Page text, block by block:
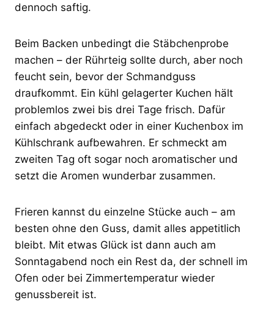
dennoch saftig.
Beim Backen unbedingt die Stäbchenprobe
machen – der Rührteig sollte durch, aber noch
feucht sein, bevor der Schmandguss
draufkommt. Ein kühl gelagerter Kuchen hält
problemlos zwei bis drei Tage frisch. Dafür
einfach abgedeckt oder in einer Kuchenbox im
Kühlschrank aufbewahren. Er schmeckt am
zweiten Tag oft sogar noch aromatischer und
setzt die Aromen wunderbar zusammen.
Frieren kannst du einzelne Stücke auch – am
besten ohne den Guss, damit alles appetitlich
bleibt. Mit etwas Glück ist dann auch am
Sonntagabend noch ein Rest da, der schnell im
Ofen oder bei Zimmertemperatur wieder
genussbereit ist.